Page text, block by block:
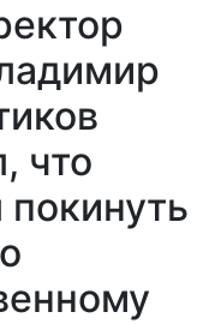
что